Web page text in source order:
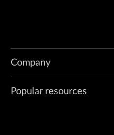
Company
Popular resources